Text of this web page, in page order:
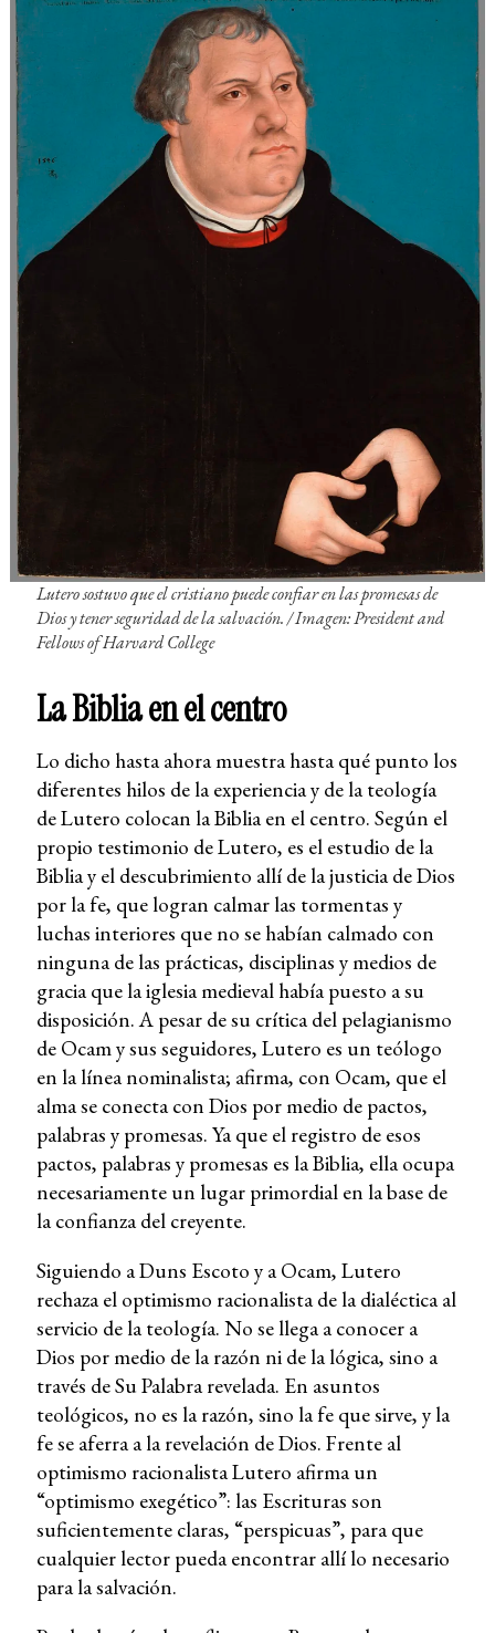
Lutero sostuvo que el cristiano puede confiar en las promesas de
Dios y tener seguridad de la salvación. / Imagen: President and
Fellows of Harvard College
La Biblia en el centro
Lo dicho hasta ahora muestra hasta qué punto los
diferentes hilos de la experiencia y de la teología
de Lutero colocan la Biblia en el centro. Según el
propio testimonio de Lutero, es el estudio de la
Biblia y el descubrimiento allí de la justicia de Dios
por la fe, que logran calmar las tormentas y
luchas interiores que no se habían calmado con
ninguna de las prácticas, disciplinas y medios de
gracia que la iglesia medieval había puesto a su
disposición. A pesar de su crítica del pelagianismo
de Ocam y sus seguidores, Lutero es un teólogo
en la línea nominalista; afirma, con Ocam, que el
alma se conecta con Dios por medio de pactos,
palabras y promesas. Ya que el registro de esos
pactos, palabras y promesas es la Biblia, ella ocupa
necesariamente un lugar primordial en la base de
la confianza del creyente.
Siguiendo a Duns Escoto y a Ocam, Lutero
rechaza el optimismo racionalista de la dialéctica al
servicio de la teología. No se llega a conocer a
Dios por medio de la razón ni de la lógica, sino a
través de Su Palabra revelada. En asuntos
teológicos, no es la razón, sino la fe que sirve, y la
fe se aferra a la revelación de Dios. Frente al
optimismo racionalista Lutero afirma un
“optimismo exegético”: las Escrituras son
suficientemente claras, “perspicuas”, para que
cualquier lector pueda encontrar allí lo necesario
para la salvación.